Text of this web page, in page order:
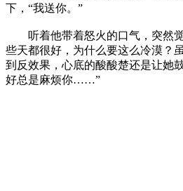
下，“我送你。”
听着他带着怒火的口气，突然觉
些天都很好，为什么要这么冷漠？
到反效果，心底的酸酸楚还是让她
好总是麻烦你……”